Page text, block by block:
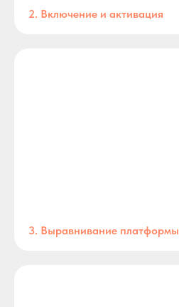
2. Включение и активация
3. Выравнивание платформы